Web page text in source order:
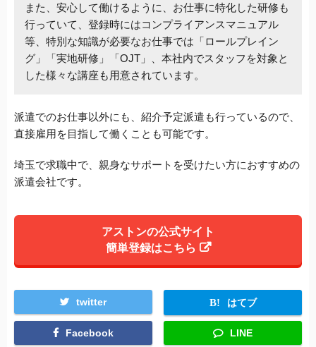
また、安心して働けるように、お仕事に特化した研修も
行っていて、登録時にはコンプライアンスマニュアル
等、特別な知識が必要なお仕事では「ロールプレイン
グ」「実地研修」「OJT」、本社内でスタッフを対象と
した様々な講座も用意されています。
派遣でのお仕事以外にも、紹介予定派遣も行っているので、
直接雇用を目指して働くことも可能です。
埼玉で求職中で、親身なサポートを受けたい方におすすめの
派遣会社です。
アストンの公式サイト
簡単登録はこちら
twitter はてブ
Facebook LINE